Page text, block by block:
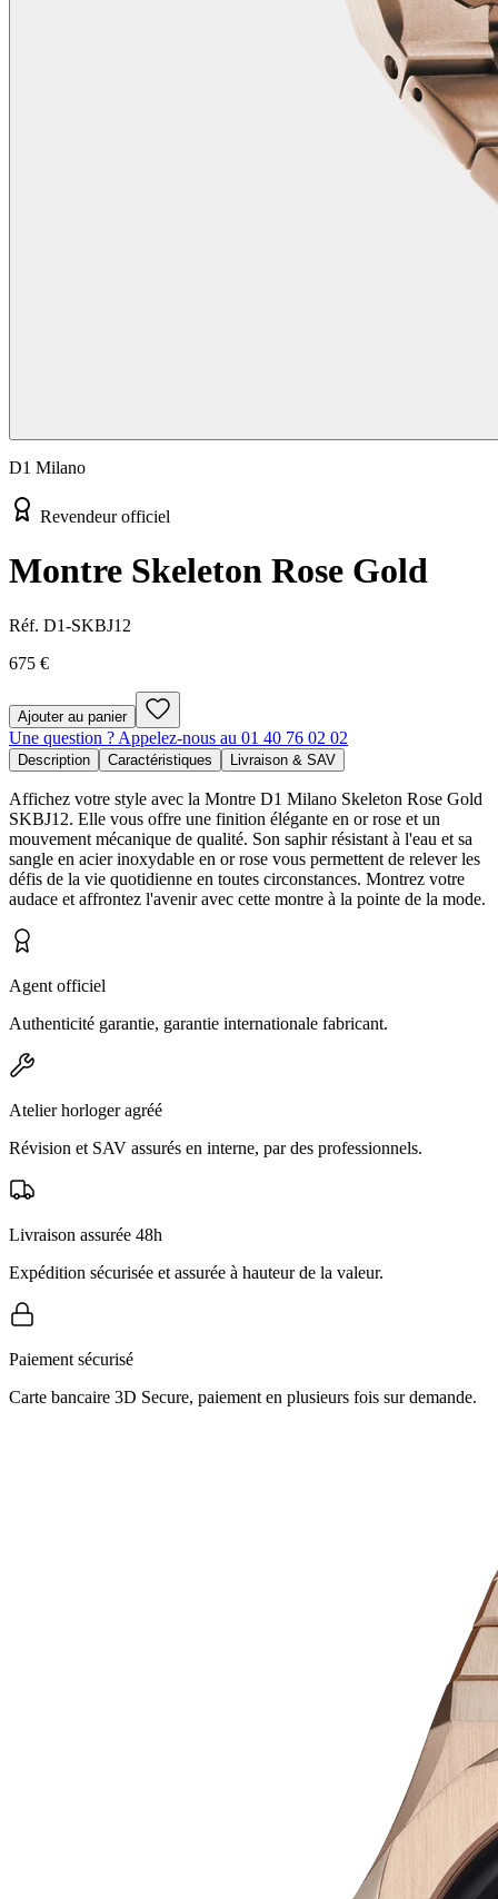
D1 Milano
Revendeur officiel
Montre Skeleton Rose Gold
Réf. D1-SKBJ12
675 €
Ajouter au panier
Une question ? Appelez-nous au 01 40 76 02 02
Description Caractéristiques Livraison & SAV
Affichez votre style avec la Montre D1 Milano Skeleton Rose Gold
SKBJ12. Elle vous offre une finition élégante en or rose et un
mouvement mécanique de qualité. Son saphir résistant à l'eau et sa
sangle en acier inoxydable en or rose vous permettent de relever les
défis de la vie quotidienne en toutes circonstances. Montrez votre
audace et affrontez l'avenir avec cette montre à la pointe de la mode.
Agent officiel
Authenticité garantie, garantie internationale fabricant.
Atelier horloger agréé
Révision et SAV assurés en interne, par des professionnels.
Livraison assurée 48h
Expédition sécurisée et assurée à hauteur de la valeur.
Paiement sécurisé
Carte bancaire 3D Secure, paiement en plusieurs fois sur demande.